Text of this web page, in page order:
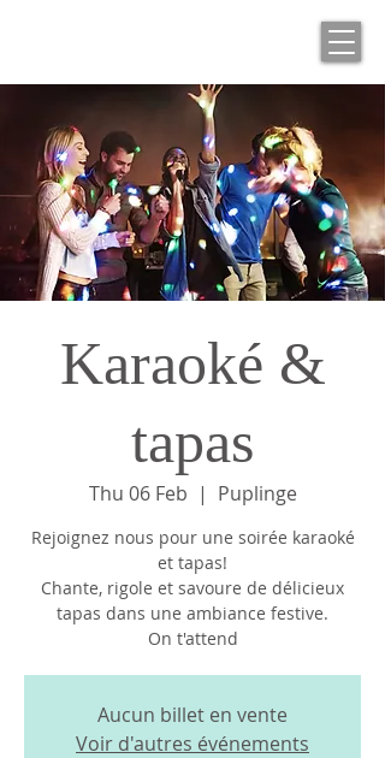
Karaoké &
tapas
Thu 06 Feb
  |
Puplinge
Rejoignez nous pour une soirée karaoké
et tapas!
Chante, rigole et savoure de délicieux
tapas dans une ambiance festive.
On t'attend
Aucun billet en vente
Voir d'autres événements